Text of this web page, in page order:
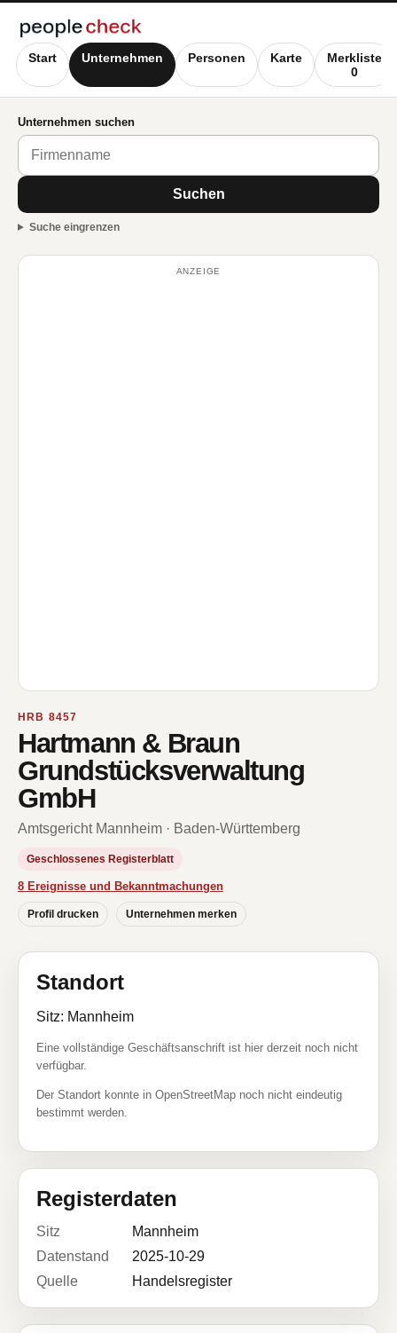
Start Unternehmen Personen Karte
Merkliste
0
Unternehmen suchen
Suchen
Suche eingrenzen
ANZEIGE
HRB 8457
Hartmann & Braun
Grundstücksverwaltung
GmbH
Amtsgericht Mannheim · Baden-Württemberg
Geschlossenes Registerblatt
8 Ereignisse und Bekanntmachungen
Profil drucken Unternehmen merken
Standort
Sitz: Mannheim
Eine vollständige Geschäftsanschrift ist hier derzeit noch nicht
verfügbar.
Der Standort konnte in OpenStreetMap noch nicht eindeutig
bestimmt werden.
Registerdaten
Sitz
Mannheim
Datenstand
2025-10-29
Quelle
Handelsregister